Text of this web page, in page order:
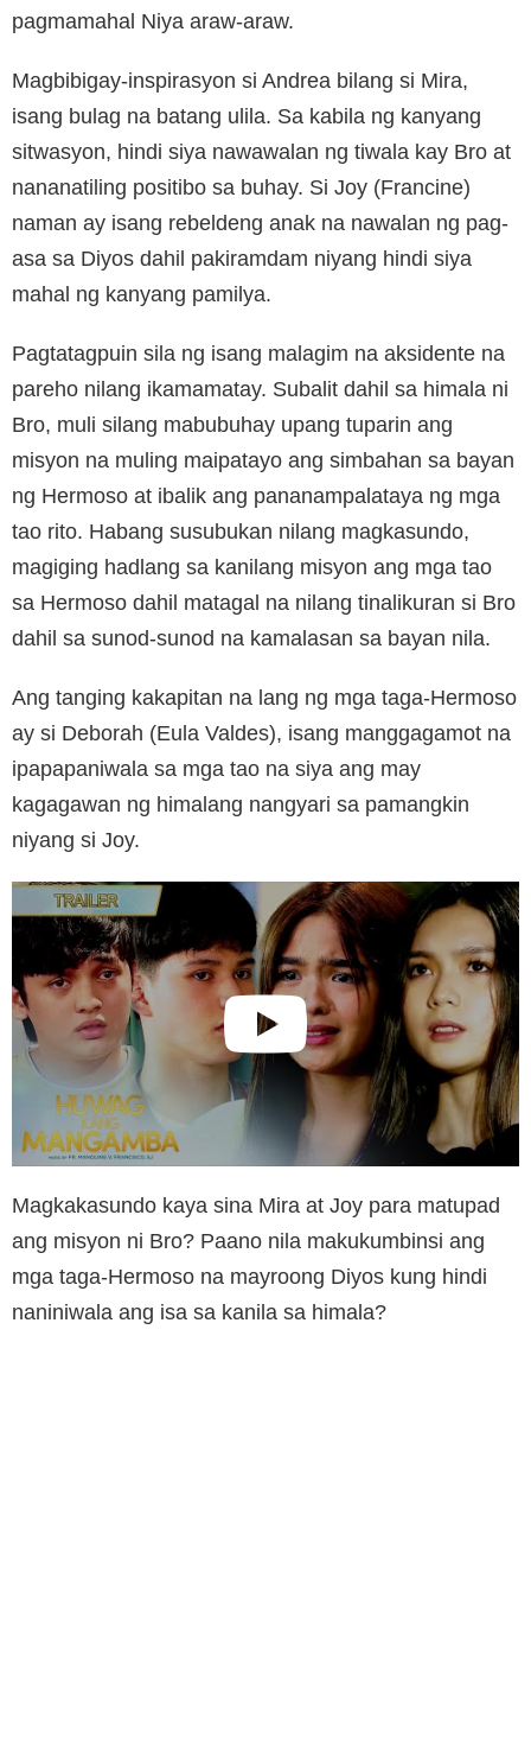
pagmamahal Niya araw-araw.
Magbibigay-inspirasyon si Andrea bilang si Mira,
isang bulag na batang ulila. Sa kabila ng kanyang
sitwasyon, hindi siya nawawalan ng tiwala kay Bro at
nananatiling positibo sa buhay. Si Joy (Francine)
naman ay isang rebeldeng anak na nawalan ng pag-
asa sa Diyos dahil pakiramdam niyang hindi siya
mahal ng kanyang pamilya.
Pagtatagpuin sila ng isang malagim na aksidente na
pareho nilang ikamamatay. Subalit dahil sa himala ni
Bro, muli silang mabubuhay upang tuparin ang
misyon na muling maipatayo ang simbahan sa bayan
ng Hermoso at ibalik ang pananampalataya ng mga
tao rito. Habang susubukan nilang magkasundo,
magiging hadlang sa kanilang misyon ang mga tao
sa Hermoso dahil matagal na nilang tinalikuran si Bro
dahil sa sunod-sunod na kamalasan sa bayan nila.
Ang tanging kakapitan na lang ng mga taga-Hermoso
ay si Deborah (Eula Valdes), isang manggagamot na
ipapapaniwala sa mga tao na siya ang may
kagagawan ng himalang nangyari sa pamangkin
niyang si Joy.
Magkakasundo kaya sina Mira at Joy para matupad
ang misyon ni Bro? Paano nila makukumbinsi ang
mga taga-Hermoso na mayroong Diyos kung hindi
naniniwala ang isa sa kanila sa himala?